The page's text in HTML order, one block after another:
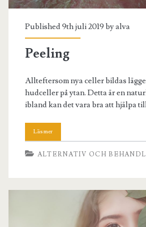
Published 9th juli 2019 byalva
Peeling
Allteftersom nya celler bildas
hudceller på ytan. Detta är en
ibland kan det vara bra att hjälpa
ALTERNATIV OCH